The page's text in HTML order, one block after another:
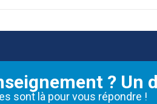
? Un
sont là pour vous répondre !